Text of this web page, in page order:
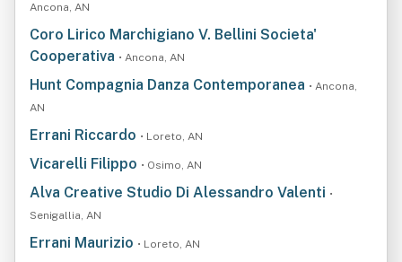
Ancona, AN
Coro Lirico Marchigiano V. Bellini Societa'
Cooperativa • Ancona, AN
Hunt Compagnia Danza Contemporanea • Ancona,
AN
Errani Riccardo • Loreto, AN
Vicarelli Filippo • Osimo, AN
Alva Creative Studio Di Alessandro Valenti •
Senigallia, AN
Errani Maurizio • Loreto, AN